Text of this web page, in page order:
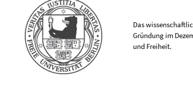
Das
Gründung im
und Freiheit.